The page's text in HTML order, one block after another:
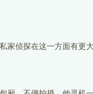
侦探在这一方面有更